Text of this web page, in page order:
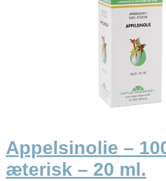
Appelsinolie –
æterisk – 20 ml.